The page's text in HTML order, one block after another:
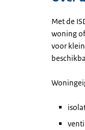
Met de
woning
voor